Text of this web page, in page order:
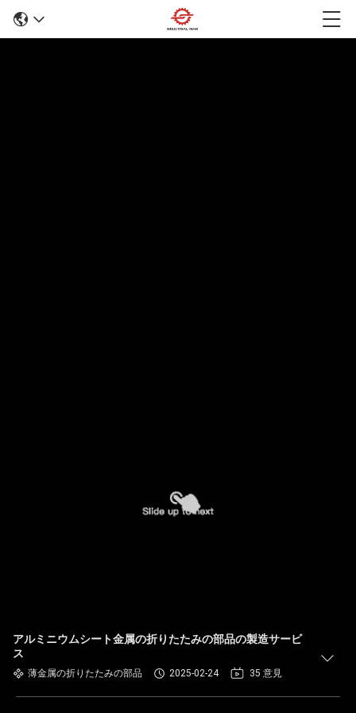
アルミニウムシート金属の折りたたみの部品の製造サービ
ス
薄金属の折りたたみの部品 2025-02-24 35 意見